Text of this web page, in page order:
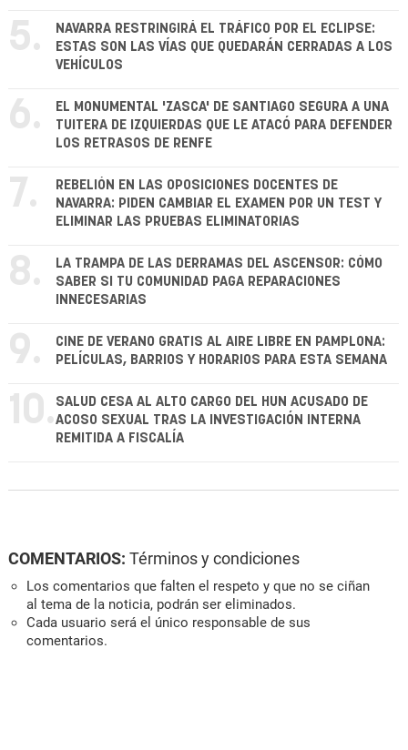
5.
NAVARRA RESTRINGIRÁ EL TRÁFICO POR EL ECLIPSE:
ESTAS SON LAS VÍAS QUE QUEDARÁN CERRADAS A LOS
VEHÍCULOS
6.
EL MONUMENTAL 'ZASCA' DE SANTIAGO SEGURA A UNA
TUITERA DE IZQUIERDAS QUE LE ATACÓ PARA DEFENDER
LOS RETRASOS DE RENFE
7.
REBELIÓN EN LAS OPOSICIONES DOCENTES DE
NAVARRA: PIDEN CAMBIAR EL EXAMEN POR UN TEST Y
ELIMINAR LAS PRUEBAS ELIMINATORIAS
8.
LA TRAMPA DE LAS DERRAMAS DEL ASCENSOR: CÓMO
SABER SI TU COMUNIDAD PAGA REPARACIONES
INNECESARIAS
9.
CINE DE VERANO GRATIS AL AIRE LIBRE EN PAMPLONA:
PELÍCULAS, BARRIOS Y HORARIOS PARA ESTA SEMANA
10. SALUD CESA AL ALTO CARGO DEL HUN ACUSADO DE
ACOSO SEXUAL TRAS LA INVESTIGACIÓN INTERNA
REMITIDA A FISCALÍA
COMENTARIOS: Términos y condiciones
Los comentarios que falten el respeto y que no se ciñan
al tema de la noticia, podrán ser eliminados.
Cada usuario será el único responsable de sus
comentarios.